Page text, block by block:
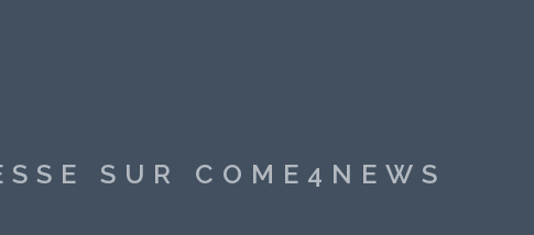
SUR COME4NEWS